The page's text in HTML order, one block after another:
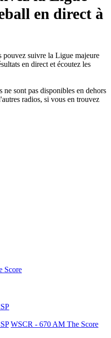
en direct à
suivre la Ligue majeure
en direct et écoutez les
ne sont pas disponibles en dehors
radios, si vous en trouvez
Score
WSCR - 670 AM The Score